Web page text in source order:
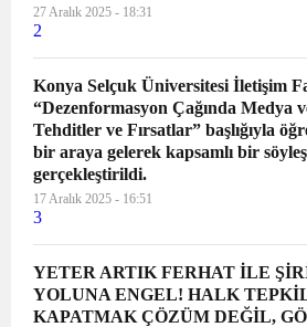
27 Aralık 2025 - 18:31
2
Konya Selçuk Üniversitesi İletişim
“Dezenformasyon Çağında Medya
Tehditler ve Fırsatlar” başlığıyla
bir araya gelerek kapsamlı bir
gerçekleştirildi.
17 Aralık 2025 - 16:51
3
YETER ARTIK FERHAT İLE
YOLUNA ENGEL! HALK
KAPATMAK ÇÖZÜM DEĞİL,